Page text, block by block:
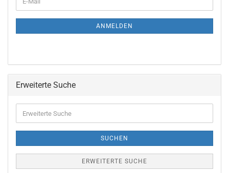
ZUR
Mail
ANMELDEN
Erweiterte Suche
Suche
SUCHEN
ERWEITERTE SUCHE